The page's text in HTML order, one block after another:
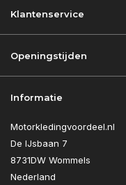
Klantenservice
Openingstijden
Informatie
Motorkledingvoordeel.nl
De IJsbaan 7
8731DW Wommels
Nederland